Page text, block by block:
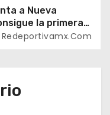
a Nueva
la primera
de su
Redeportivamx.com